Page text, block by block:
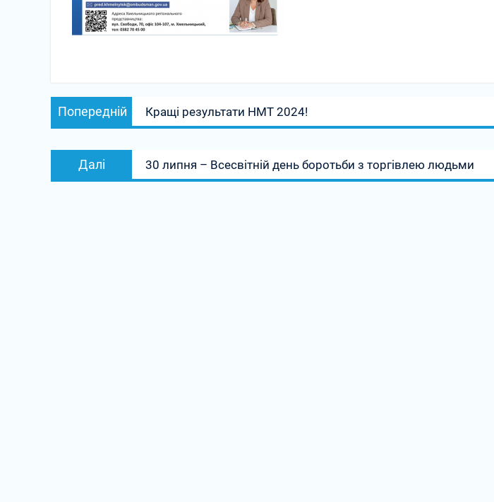
Навігація
записів
Попередній
Попередній
запис:
Кращі результати НМТ 2024!
Далі
запис:
30 липня – Всесвітній день боротьби з торгівлею людьми